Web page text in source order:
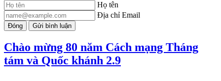
Họ tên
Địa chỉ Email
Đóng Gửi bình luận
Chào mừng 80 năm Cách mạng Tháng
tám và Quốc khánh 2.9